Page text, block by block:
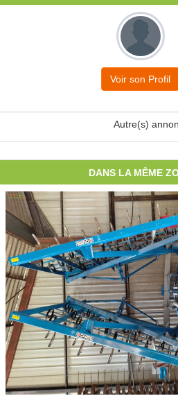
Voir son Profil
Autre(s)
DANS LA MÊME